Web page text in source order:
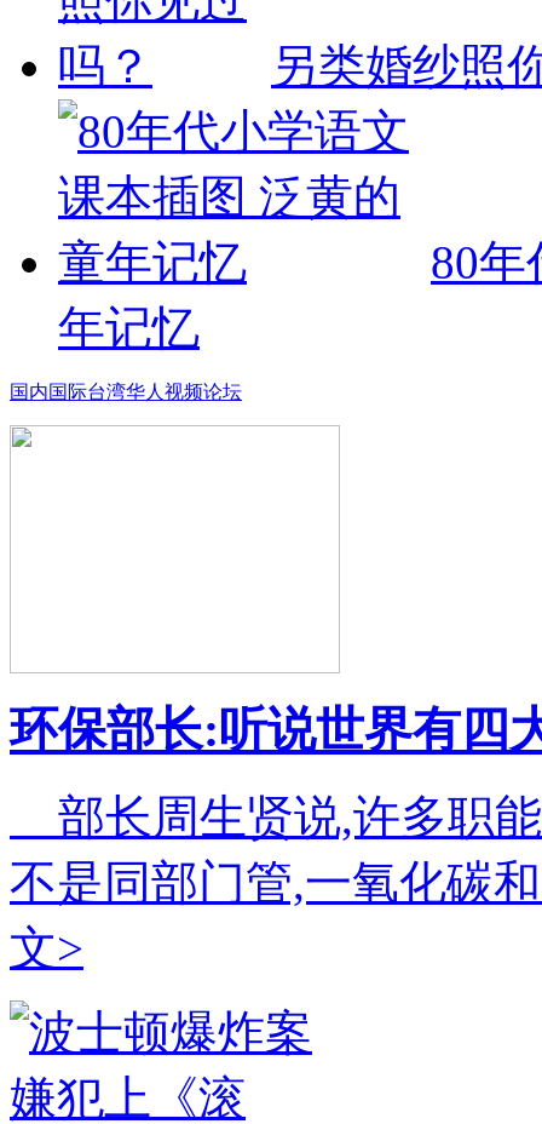
另类婚纱照
80
年记忆
国内国际台湾华人 视频论坛
环保部长:听说世界有四
部长周生贤说,许多职
不是同部门管,一氧化碳
文>